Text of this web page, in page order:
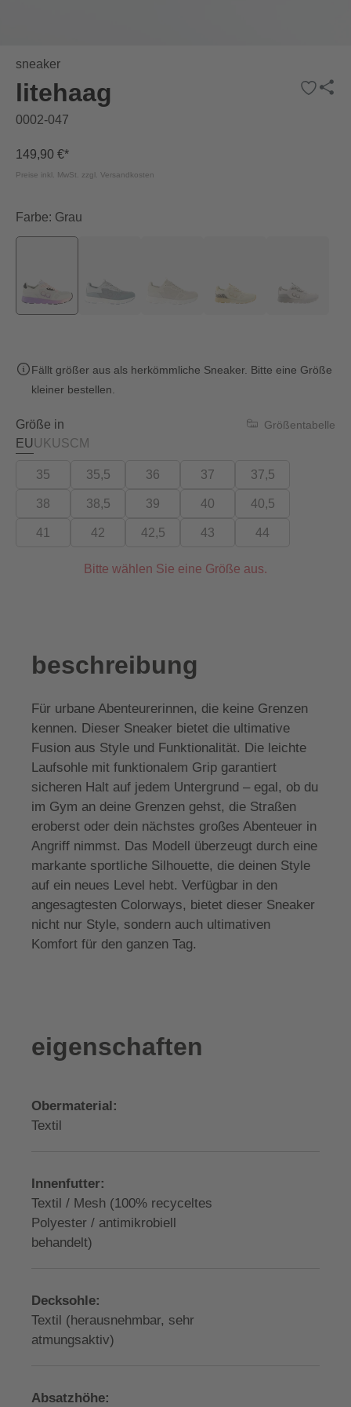
sneaker
litehaag
0002-047
149,90 €*
Preise inkl. MwSt. zzgl. Versandkosten
Farbe: Grau
Fällt größer aus als herkömmliche Sneaker. Bitte eine Größe
kleiner bestellen.
Größe in
EUUKUSCM
Größentabelle
35 35,5 36 37 37,5
38 38,5 39 40 40,5
41 42 42,5 43 44
Bitte wählen Sie eine Größe aus.
beschreibung
Für urbane Abenteurerinnen, die keine Grenzen
kennen. Dieser Sneaker bietet die ultimative
Fusion aus Style und Funktionalität. Die leichte
Laufsohle mit funktionalem Grip garantiert
sicheren Halt auf jedem Untergrund – egal, ob du
im Gym an deine Grenzen gehst, die Straßen
eroberst oder dein nächstes großes Abenteuer in
Angriff nimmst. Das Modell überzeugt durch eine
markante sportliche Silhouette, die deinen Style
auf ein neues Level hebt. Verfügbar in den
angesagtesten Colorways, bietet dieser Sneaker
nicht nur Style, sondern auch ultimativen
Komfort für den ganzen Tag.
eigenschaften
Obermaterial:
Textil
Innenfutter:
Textil / Mesh (100% recyceltes
Polyester / antimikrobiell
behandelt)
Decksohle:
Textil (herausnehmbar, sehr
atmungsaktiv)
Absatzhöhe: